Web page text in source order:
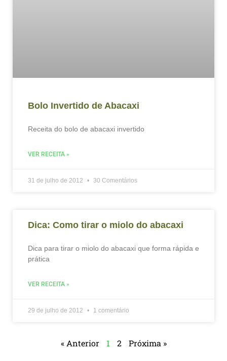
Bolo Invertido de Abacaxi
Receita do bolo de abacaxi invertido
VER RECEITA »
31 de julho de 2012 30 Comentários
Dica: Como tirar o miolo do abacaxi
Dica para tirar o miolo do abacaxi que forma rápida e
prática
VER RECEITA »
29 de julho de 2012 1 comentário
« Anterior 1 2 Próxima »